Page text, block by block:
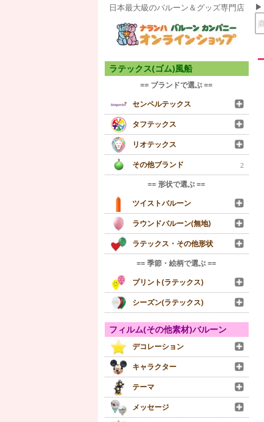
日本最大級のバルーン＆グッズ専門店
ラテックス(ゴム)風船
== ブランドで選ぶ ==
センペルテックス
タフテックス
リオテックス
その他ブランド
2
== 形状で選ぶ ==
ツイストバルーン
ラウンドバルーン(無地)
ラテックス・その他形状
== 季節・絵柄で選ぶ ==
プリント(ラテックス)
シーズン(ラテックス)
フィルム(その他素材)バルーン
デコレーション
キャラクター
テーマ
メッセージ